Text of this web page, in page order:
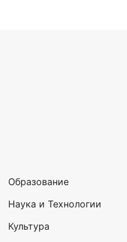
Образование
Наука и Технологии
Культура